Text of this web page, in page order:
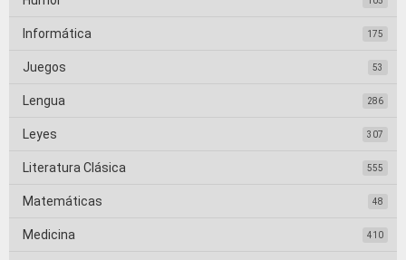
Informática 175
Juegos 53
Lengua 286
Leyes 307
Literatura Clásica 555
Matemáticas 48
Medicina 410